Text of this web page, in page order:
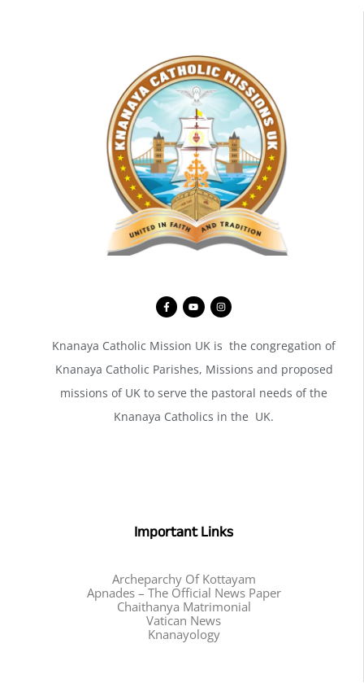
Knanaya Catholic Mission UK is the congregation of
Knanaya Catholic Parishes, Missions and proposed
missions of UK to serve the pastoral needs of the
Knanaya Catholics in the UK.
Important Links
Archeparchy Of Kottayam
Apnades – The Official News Paper
Chaithanya Matrimonial
Vatican News
Knanayology